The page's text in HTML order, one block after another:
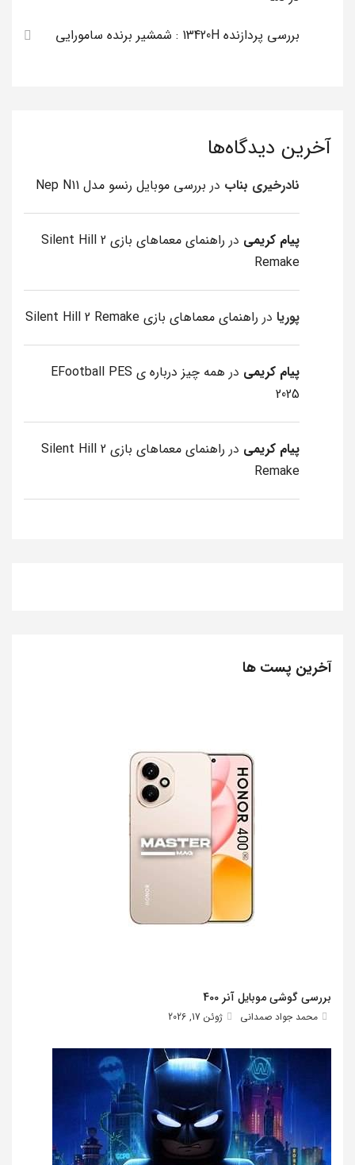
بررسی پردازنده 13420H : شمشیر برنده سامورایی
آخرین دیدگاه‌ها
نادرخیری بناب در بررسی موبایل رنسو مدل Nep N11
پیام کریمی در
راهنمای معماهای بازی Silent Hill 2
Remake
پوریا در راهنمای معماهای بازی Silent Hill 2 Remake
پیام کریمی در
همه چیز درباره ی EFootball PES
2025
پیام کریمی در
راهنمای معماهای بازی Silent Hill 2
Remake
آخرین پست ها
بررسی گوشی موبایل آنر 400
محمد جواد صمدانی ژوئن 17, 2026